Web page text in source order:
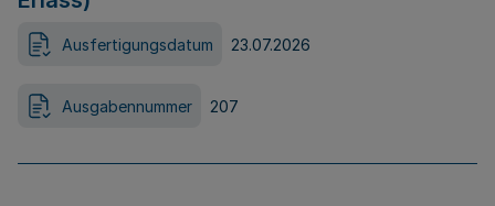
Ausfertigungsdatum 23.07.2026
Ausgabennummer 207